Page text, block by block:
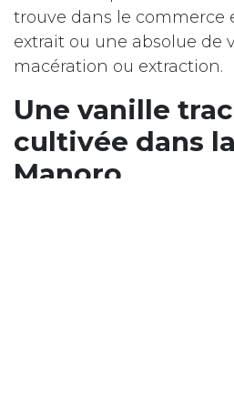
trouve dans le commerce
extrait ou une absolue de
macération ou extraction.
Une vanille
cultivée dans
Manoro